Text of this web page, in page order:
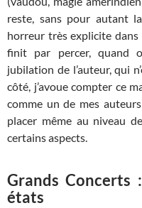
reste, sans pour autant
horreur très explicite dans
finit par percer, quand
jubilation de l’auteur, qui
côté, j’avoue compter ce
comme un de mes
placer même au niveau
certains aspects.
Grands
états